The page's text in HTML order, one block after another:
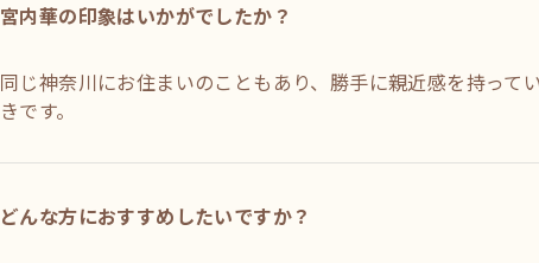
宮内華の印象はいかがでしたか？
同じ神奈川にお住まいのこともあり、勝手に親近感を持って
きです。
どんな方におすすめしたいですか？